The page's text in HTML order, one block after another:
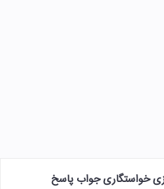
خواستگاری جواب پاسخ